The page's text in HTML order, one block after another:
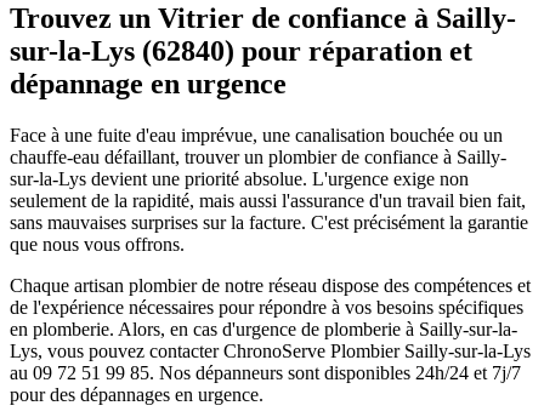
Trouvez un Vitrier de confiance à Sailly-
sur-la-Lys (62840) pour réparation et
dépannage en urgence
Face à une fuite d'eau imprévue, une canalisation bouchée ou un
chauffe-eau défaillant, trouver un plombier de confiance à Sailly-
sur-la-Lys devient une priorité absolue. L'urgence exige non
seulement de la rapidité, mais aussi l'assurance d'un travail bien fait,
sans mauvaises surprises sur la facture. C'est précisément la garantie
que nous vous offrons.
Chaque artisan plombier de notre réseau dispose des compétences et
de l'expérience nécessaires pour répondre à vos besoins spécifiques
en plomberie. Alors, en cas d'urgence de plomberie à Sailly-sur-la-
Lys, vous pouvez contacter ChronoServe Plombier Sailly-sur-la-Lys
au 09 72 51 99 85. Nos dépanneurs sont disponibles 24h/24 et 7j/7
pour des dépannages en urgence.